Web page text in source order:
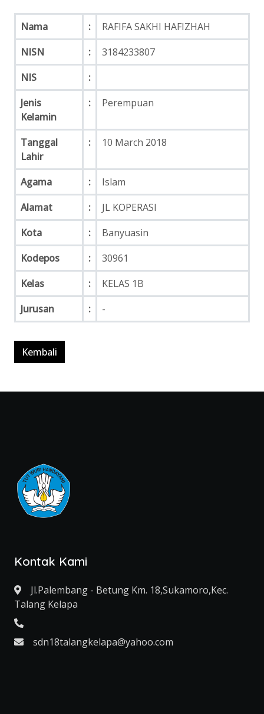
Nama :
RAFIFA SAKHI HAFIZHAH
NISN
:
3184233807
NIS
:
Jenis
Kelamin
: Perempuan
Tanggal
Lahir
: 10 March 2018
Agama :
Islam
Alamat
:
JL KOPERASI
Kota
:
Banyuasin
Kodepos
:
30961
Kelas
:
KELAS 1B
Jurusan
: -
Kontak Kami
Jl.Palembang - Betung Km. 18,Sukamoro,Kec.
Talang Kelapa
‎sdn18talangkelapa@​yahoo.com